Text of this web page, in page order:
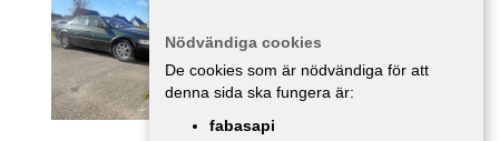
Nödvändiga cookies
De cookies som är nödvändiga för att
denna sida ska fungera är:
fabasapi